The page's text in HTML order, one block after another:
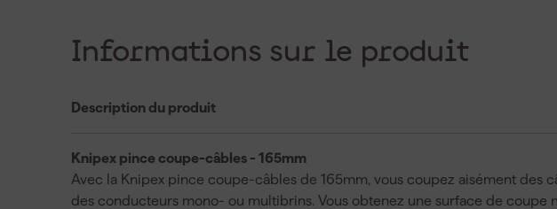
Informations sur le produit
Description du produit
Knipex pince coupe-câbles - 165mm
Avec la Knipex pince coupe-câbles de 165mm, vous coupez aisément des
des conducteurs mono- ou multibrins. Vous obtenez une surface de coupe